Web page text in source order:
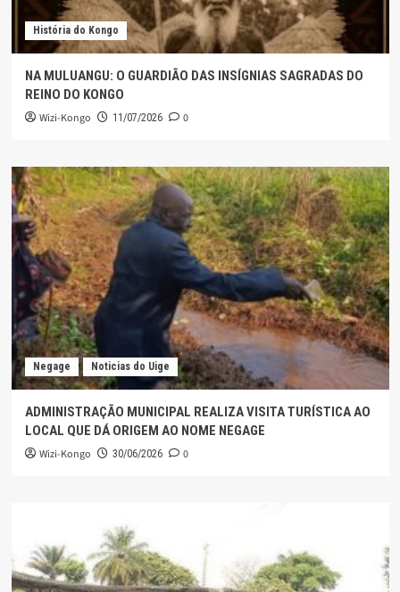
História do Kongo
NA MULUANGU: O GUARDIÃO DAS INSÍGNIAS SAGRADAS DO
REINO DO KONGO
Wizi-Kongo 11/07/2026 0
Negage Noticias do Uige
ADMINISTRAÇÃO MUNICIPAL REALIZA VISITA TURÍSTICA AO
LOCAL QUE DÁ ORIGEM AO NOME NEGAGE
Wizi-Kongo 30/06/2026 0